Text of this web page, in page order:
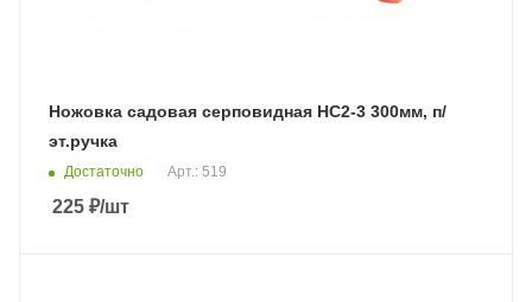
Ножовка садовая серповидная НС2-3 300мм, п/
эт.ручка
Достаточно Арт.: 519
225 ₽/шт